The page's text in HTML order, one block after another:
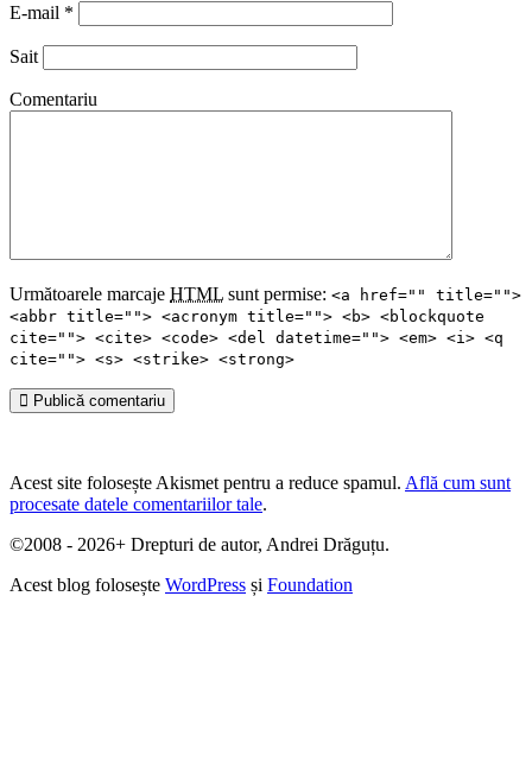
E-mail *
Sait
Comentariu
Următoarele marcaje HTML sunt permise: <a href="" title="">
<abbr title=""> <acronym title=""> <b> <blockquote
cite=""> <cite> <code> <del datetime=""> <em> <i> <q
cite=""> <s> <strike> <strong>
Publică comentariu
Acest site folosește Akismet pentru a reduce spamul. Află cum sunt
procesate datele comentariilor tale.
©2008 - 2026+ Drepturi de autor, Andrei Drăguțu.
Acest blog folosește WordPress și Foundation